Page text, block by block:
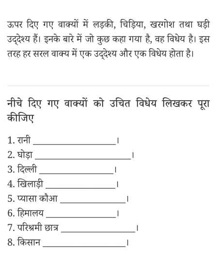
ऊपर दिए गए वाक्यों में लड़की, चिड़िया, खरगोश तथा घड़ी
उद्‌देश्य हैं। इनके बारे में जो कुछ कहा गया है, वह विधेय है। इस
तरह हर सरल वाक्य में एक उद्‌देश्य और एक विधेय होता है।
नीचे दिए गए वाक्यों को उचित विधेय लिखकर पूरा
कीजिए
1. रानी ___________________।
2. घोड़ा ______________________।
3. दिल्ली _________________।
4. खिलाड़ी ________________।
5. प्यासा कौआ _______________।
6. हिमालय ________________।
7. परिश्रमी छात्र _________________।
8. किसान ___________________।